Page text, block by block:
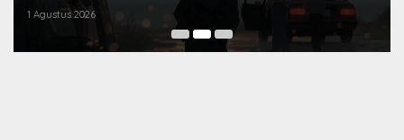
1 Agustus 2026